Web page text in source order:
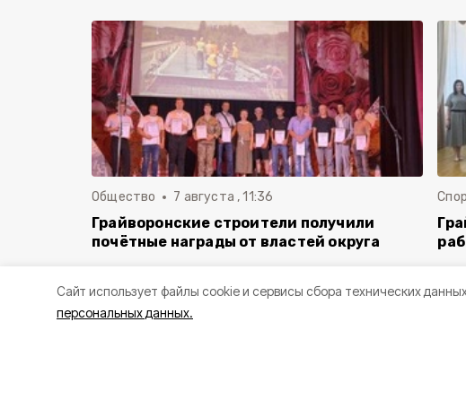
Cайт использует файлы cookie и сервисы сбора технических
персональных данных.
Общество 7 августа , 11:36
Грайворонские строители получили
почётные награды от властей округа